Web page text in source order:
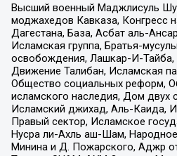
Высший военный Маджлисуль
моджахедов Кавказа, Конгресс
Дагестана, База, Асбат аль-
Исламская группа, Братья-
освобождения, Лашкар-И-Тайба,
Движение Талибан, Исламская
Общество социальных реформ,
исламского наследия, Дом
Исламский джихад, Аль-Каида,
Правый сектор, Исламское
Нусра ли-Ахль аш-Шам,
Минина и Д. Пожарского, Аджр